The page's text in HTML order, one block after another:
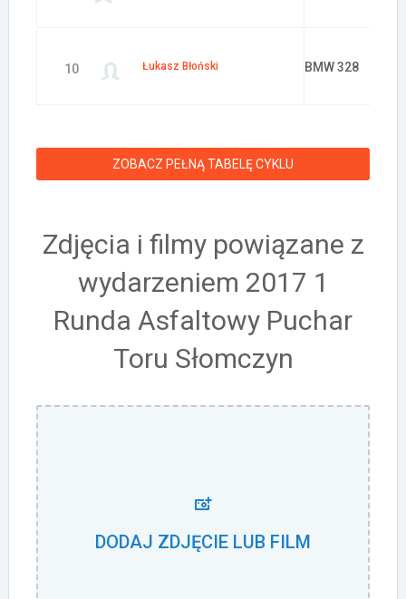
10 Łukasz Błoński BMW 328
ZOBACZ PEŁNĄ TABELĘ CYKLU
Zdjęcia i filmy powiązane z
wydarzeniem 2017 1
Runda Asfaltowy Puchar
Toru Słomczyn
DODAJ ZDJĘCIE LUB FILM